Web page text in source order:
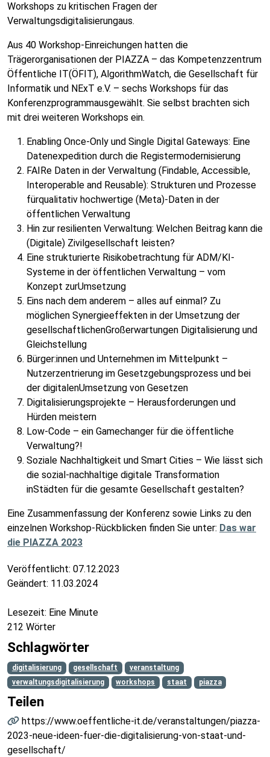
Workshops zu kritischen Fragen der
Verwaltungsdigitalisierungaus.
Aus 40 Workshop-Einreichungen hatten die
Trägerorganisationen der PIAZZA – das Kompetenzzentrum
Öffentliche IT(ÖFIT), AlgorithmWatch, die Gesellschaft für
Informatik und NExT e.V. – sechs Workshops für das
Konferenzprogrammausgewählt. Sie selbst brachten sich
mit drei weiteren Workshops ein.
Enabling Once-Only und Single Digital Gateways: Eine
Datenexpedition durch die Registermodernisierung
FAIRe Daten in der Verwaltung (Findable, Accessible,
Interoperable and Reusable): Strukturen und Prozesse
fürqualitativ hochwertige (Meta)-Daten in der
öffentlichen Verwaltung
Hin zur resilienten Verwaltung: Welchen Beitrag kann die
(Digitale) Zivilgesellschaft leisten?
Eine strukturierte Risikobetrachtung für ADM/KI-
Systeme in der öffentlichen Verwaltung – vom
Konzept zurUmsetzung
Eins nach dem anderem – alles auf einmal? Zu
möglichen Synergieeffekten in der Umsetzung der
gesellschaftlichenGroßerwartungen Digitalisierung und
Gleichstellung
Bürger:innen und Unternehmen im Mittelpunkt –
Nutzerzentrierung im Gesetzgebungsprozess und bei
der digitalenUmsetzung von Gesetzen
Digitalisierungsprojekte – Herausforderungen und
Hürden meistern
Low-Code – ein Gamechanger für die öffentliche
Verwaltung?!
Soziale Nachhaltigkeit und Smart Cities – Wie lässt sich
die sozial-nachhaltige digitale Transformation
inStädten für die gesamte Gesellschaft gestalten?
Eine Zusammenfassung der Konferenz sowie Links zu den
einzelnen Workshop-Rückblicken finden Sie unter: Das war
die PIAZZA 2023
Veröffentlicht: 07.12.2023
Geändert: 11.03.2024
Lesezeit: Eine Minute
212 Wörter
Schlagwörter
digitalisierung gesellschaft
veranstaltung
verwaltungsdigitalisierung
workshops staat piazza
Teilen
https://www.oeffentliche-it.de/veranstaltungen/piazza-
2023-neue-ideen-fuer-die-digitalisierung-von-staat-und-
gesellschaft/